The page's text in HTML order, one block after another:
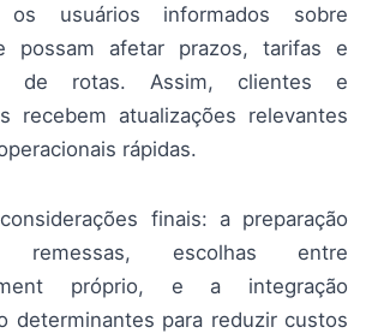
usuários informados sobre
possam afetar prazos, tarifas e
de rotas. Assim, clientes e
recebem atualizações relevantes
rápidas.
finais: a preparação
escolhas entre
próprio, e a integração
determinantes para reduzir custos